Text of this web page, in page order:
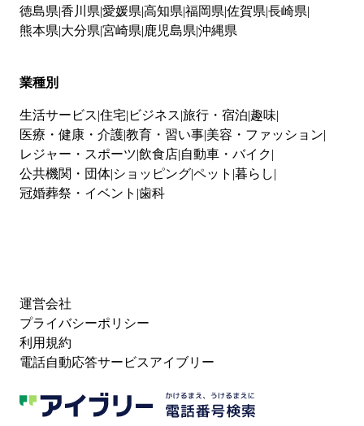
徳島県 香川県 愛媛県 高知県 福岡県 佐賀県 長崎県
熊本県 大分県 宮崎県 鹿児島県 沖縄県
業種別
生活サービス 住宅 ビジネス 旅行・宿泊 趣味
医療・健康・介護教育・習い事 美容・ファッション
レジャー・スポーツ 飲食店 自動車・バイク
公共機関・団体 ショッピングペット 暮らし
冠婚葬祭・イベント 歯科
運営会社
プライバシーポリシー
利用規約
電話自動応答サービスアイブリー